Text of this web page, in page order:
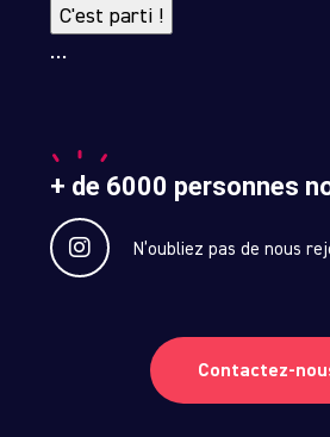
C'est parti !
…
+ de 6000 personnes
N’oubliez pas de nous
Contactez-